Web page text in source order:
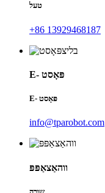
טעל
+86 13929468187
E- פּאָסט
E- פּאָסט
info@tparobot.com
ווהאַצאַפּפּ